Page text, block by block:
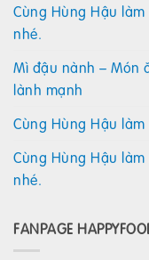
Cùng Hùng Hậu
nhé.
Mì đậu nành – Món
lành mạnh
Cùng Hùng Hậu
Cùng Hùng Hậu
nhé.
FANPAGE